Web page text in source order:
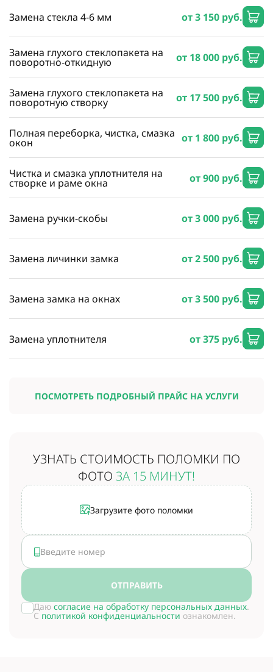
Замена стекла 4-6 мм от 3 150 руб.
Замена глухого стеклопакета на
поворотно-откидную от 18 000 руб.
Замена глухого стеклопакета на
поворотную створку от 17 500 руб.
Полная переборка, чистка, смазка
окон от 1 800 руб.
Чистка и смазка уплотнителя на
створке и раме окна от 900 руб.
Замена ручки-скобы от 3 000 руб.
Замена личинки замка от 2 500 руб.
Замена замка на окнах от 3 500 руб.
Замена уплотнителя от 375 руб.
ПОСМОТРЕТЬ ПОДРОБНЫЙ ПРАЙС НА УСЛУГИ
УЗНАТЬ СТОИМОСТЬ ПОЛОМКИ ПО
ФОТО ЗА 15 МИНУТ!
Загрузите фото поломки
ОТПРАВИТЬ
Даю согласие на обработку персональных данных.
С политикой конфиденциальности ознакомлен.